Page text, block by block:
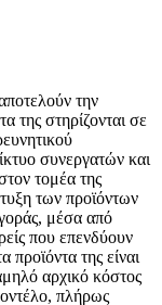
την
της στηρίζονται σε
συνεργατών και
τομέα της
των προϊόντων
μέσα από
που επενδύουν
προϊόντα της είναι
αρχικό κόστος
πλήρως